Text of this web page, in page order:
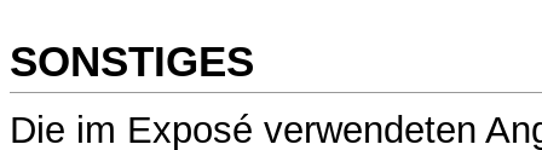
SONSTIGES
Die im Exposé verwendeten